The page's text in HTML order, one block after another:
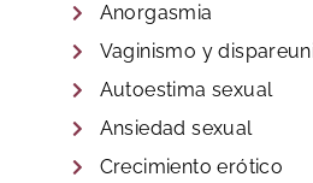
Anorgasmia
Vaginismo y
Autoestima sexual
Ansiedad sexual
Crecimiento erótico